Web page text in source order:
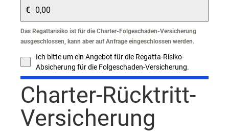
€
Das Regattarisiko ist für die Charter-Folgeschaden-Versicherung
ausgeschlossen, kann aber auf Anfrage eingeschlossen werden.
Ich bitte um ein Angebot für die Regatta-Risiko-
Absicherung für die Folgeschaden-Versicherung.
Charter-Rücktritt-
Versicherung